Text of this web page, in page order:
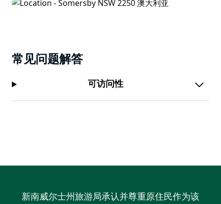
常见问题解答
可访问性
新南威尔士州旅游局承认并尊重原住民作为该